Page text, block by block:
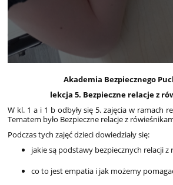
Akademia Bezpiecznego
lekcja 5. Bezpieczne relacje z
W kl. 1 a i 1 b odbyły się 5. zajęcia w ramach
Tematem było Bezpieczne relacje z
Podczas tych zajęć dzieci dowiedziały się:
jakie są podstawy bezpiecznych relacji z
co to jest empatia i jak możemy